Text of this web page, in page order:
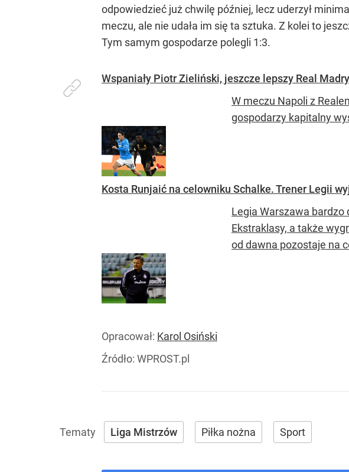
odpowiedzieć już chwilę później, lecz uderzył
meczu, ale nie udała im się ta sztuka. Z kolei to
Tym samym gospodarze polegli 1:3.
Wspaniały Piotr Zieliński, jeszcze lepszy Real
W meczu Napoli z
gospodarzy kapitalny
Kosta Runjaić na celowniku Schalke. Trener Legii
Legia Warszawa bardzo
Ekstraklasy, a także
od dawna pozostaje na
Opracował: Karol Osiński
Źródło: WPROST.pl
Liga Mistrzów Piłka nożna Sport